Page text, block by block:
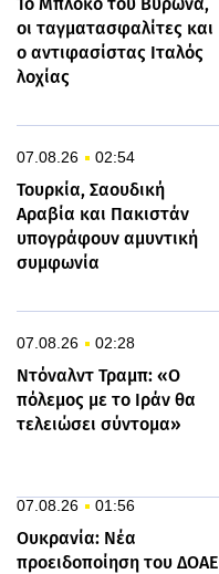
οι ταγματασφαλίτες και
ο αντιφασίστας Ιταλός
λοχίας
07.08.26 02:54
Τουρκία, Σαουδική
Αραβία και Πακιστάν
υπογράφουν αμυντική
συμφωνία
07.08.26 02:28
Ντόναλντ Τραμπ: «Ο
πόλεμος με το Ιράν θα
τελειώσει σύντομα»
07.08.26 01:56
Ουκρανία: Νέα
προειδοποίηση του ΔΟΑΕ